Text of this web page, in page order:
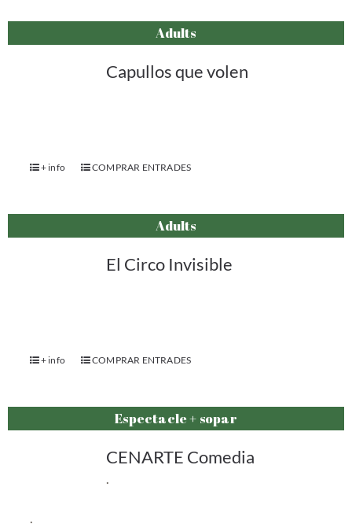
Adults
Capullos que volen
+ info COMPRAR ENTRADES
Adults
El Circo Invisible
+ info COMPRAR ENTRADES
Espectacle + sopar
CENARTE Comedia
.
.